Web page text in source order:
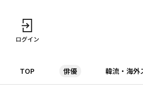
TOP 俳優 韓流・海外